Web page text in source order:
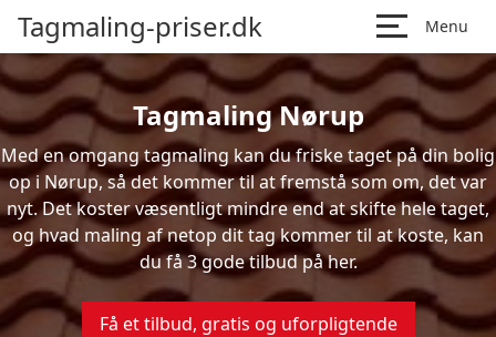
Tagmaling-priser.dk Menu
Tagmaling Nørup
Med en omgang tagmaling kan du friske taget på din bolig
op i Nørup, så det kommer til at fremstå som om, det var
nyt. Det koster væsentligt mindre end at skifte hele taget,
og hvad maling af netop dit tag kommer til at koste, kan
du få 3 gode tilbud på her.
Få et tilbud, gratis og uforpligtende